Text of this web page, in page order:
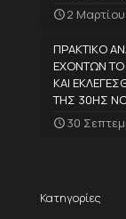
2
ΠΡΑΚΤΙΚΟ
ΕΧΟΝΤΩΝ ΤΟ
ΚΑΙ
ΤΗΣ 30ΗΣ
30
Κατηγορίες